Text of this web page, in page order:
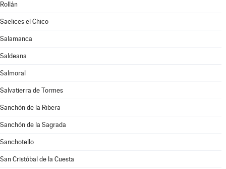
Rollán
Saelices el Chico
Salamanca
Saldeana
Salmoral
Salvatierra de Tormes
Sanchón de la Ribera
Sanchón de la Sagrada
Sanchotello
San Cristóbal de la Cuesta